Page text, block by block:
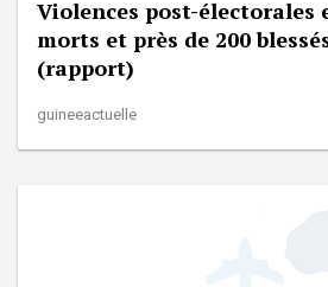
Violences post-électorales
morts et près de 200
(rapport)
guineeactuelle